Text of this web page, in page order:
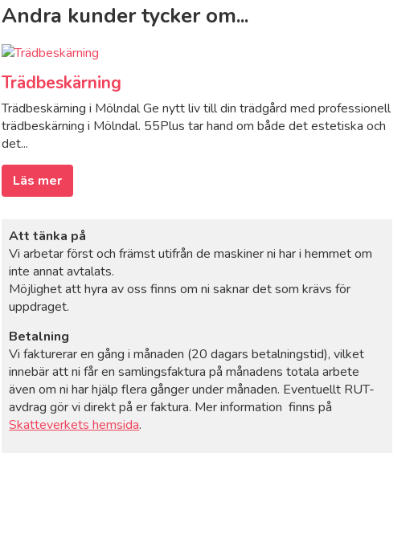
Andra kunder tycker om...
Trädbeskärning
Trädbeskärning i Mölndal Ge nytt liv till din trädgård med professionell
trädbeskärning i Mölndal. 55Plus tar hand om både det estetiska och
det...
Läs mer
Att tänka på
Vi arbetar först och främst utifrån de maskiner ni har i hemmet om
inte annat avtalats.
Möjlighet att hyra av oss finns om ni saknar det som krävs för
uppdraget.
Betalning
Vi fakturerar en gång i månaden (20 dagars betalningstid), vilket
innebär att ni får en samlingsfaktura på månadens totala arbete
även om ni har hjälp flera gånger under månaden. Eventuellt RUT-
avdrag gör vi direkt på er faktura. Mer information finns på
Skatteverkets hemsida.